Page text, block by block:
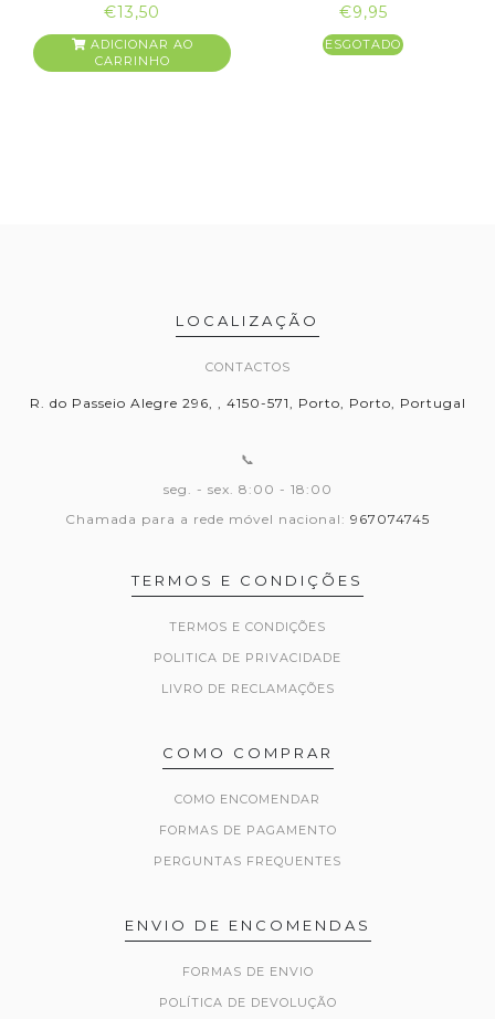
€13,50
ADICIONAR AO
CARRINHO
€9,95
ESGOTADO
LOCALIZAÇÃO
CONTACTOS
R. do Passeio Alegre 296, , 4150-571, Porto, Porto, Portugal
📞
seg. - sex. 8:00 - 18:00
Chamada para a rede móvel nacional: 967074745
TERMOS E CONDIÇÕES
TERMOS E CONDIÇÕES
POLITICA DE PRIVACIDADE
LIVRO DE RECLAMAÇÕES
COMO COMPRAR
COMO ENCOMENDAR
FORMAS DE PAGAMENTO
PERGUNTAS FREQUENTES
ENVIO DE ENCOMENDAS
FORMAS DE ENVIO
POLÍTICA DE DEVOLUÇÃO